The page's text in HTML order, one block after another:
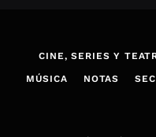
CINE, SERIES Y
MÚSICA NOTAS